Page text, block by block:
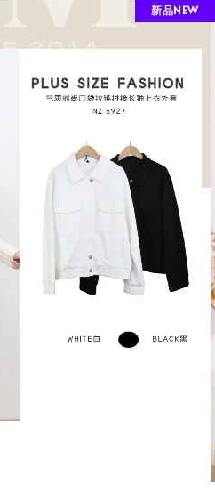
新品NEW